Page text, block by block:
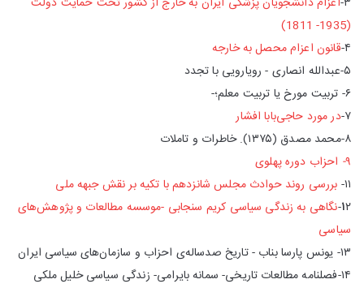
(1935- 1811)
۴- قانون اعزام محصل به خارجه
۵-عبدالله انصاری - رویارویی با تجدد
۶- تربیت مورخ یا تربیت معلم؛-
۷-در مورد حاجی‌بابا افشار
۸-محمد مصدق (۱۳۷۵). خاطرات
و تاملات
۹- احزاب دورهپهلوی
۱۱- بررسی روند حوادث مجلس شانزدهم با تکیه بر نقش جبهه ملی
۱۲- نگاهی به زندگی سیاسی کریم سنجابی -موسسه مطالعات و پژوهش‌های
سیاسی
۱۳- یونس پارسا بناب - تاریخ صدساله‌ی احزاب و سازمان‌های سیاسی ایران
۱۴-فصلنامه مطالعات تاریخی- سمانه بایرامی- زندگی سیاسی خلیل ملکی